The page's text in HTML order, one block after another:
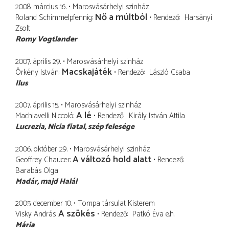
2008. március 16. Marosvásárhelyi szinház
Roland Schimmelpfennig Nő a múltból Rendező Harsányi
Zsolt
Romy Vogtlander
2007. április 29. Marosvásárhelyi szinház
Örkény István Macskajáték Rendező László Csaba
Ilus
2007. április 15. Marosvásárhelyi szinház
Machiavelli Niccoló A lé Rendező Király István Attila
Lucrezia Nicia fiatal, szép felesége
2006. október 29. Marosvásárhelyi szinház
Geoffrey Chaucer A változó hold alatt Rendező
Barabás Olga
Madár majd Halál
2005. december 10. Tompa társulat Kisterem
Visky András A szökés Rendező Patkó Éva e.h.
Mária